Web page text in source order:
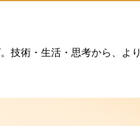
技術・生活・思考から、よ